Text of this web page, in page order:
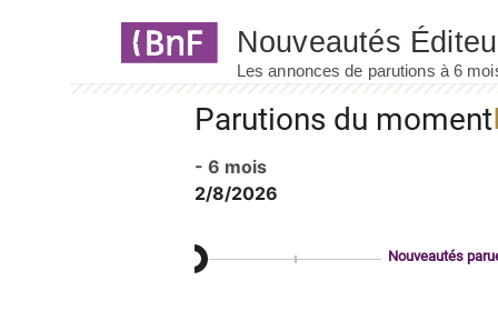
Parutions du moment
- 6 mois
2/8/2026
Nouveautés